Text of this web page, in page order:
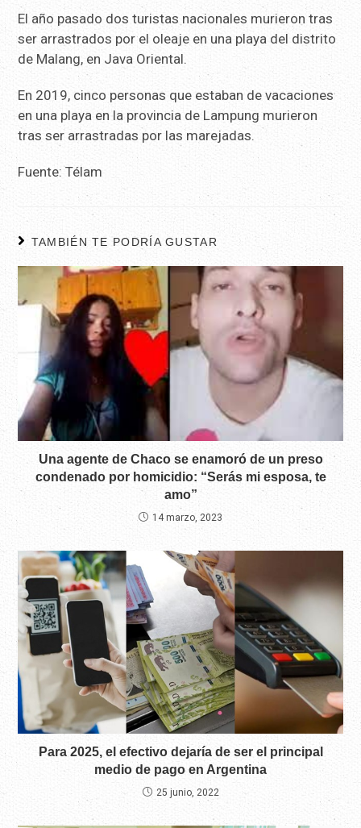
El año pasado dos turistas nacionales murieron tras
ser arrastrados por el oleaje en una playa del distrito
de Malang, en Java Oriental.
En 2019, cinco personas que estaban de vacaciones
en una playa en la provincia de Lampung murieron
tras ser arrastradas por las marejadas.
Fuente: Télam
TAMBIÉN TE PODRÍA GUSTAR
Una agente de Chaco se enamoró de un preso
condenado por homicidio: “Serás mi esposa, te
amo”
14 marzo, 2023
Para 2025, el efectivo dejaría de ser el principal
medio de pago en Argentina
25 junio, 2022